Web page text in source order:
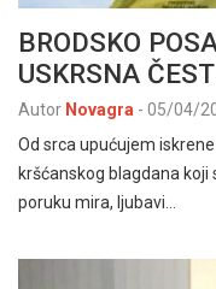
BRODSKO
USKRSNA
Autor Novagra - 05/04/
Od srca upućujem
kršćanskog blagdana koji
poruku mira, ljubavi…